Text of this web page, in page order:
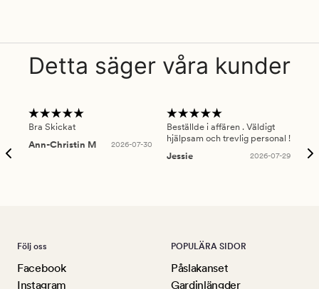
Detta säger våra kunder
Bra Skickat
Ann-Christin M
2026-07-30
Beställde i affären . Väldigt
hjälpsam och trevlig personal !
Jessie
2026-07-29
Följ oss
Facebook
Instagram
POPULÄRA SIDOR
Påslakanset
Gardinlängder